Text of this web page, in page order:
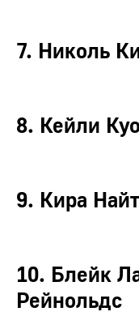
7. Николь
8. Кейли
9. Кира
10. Блейк
Рейнольдс